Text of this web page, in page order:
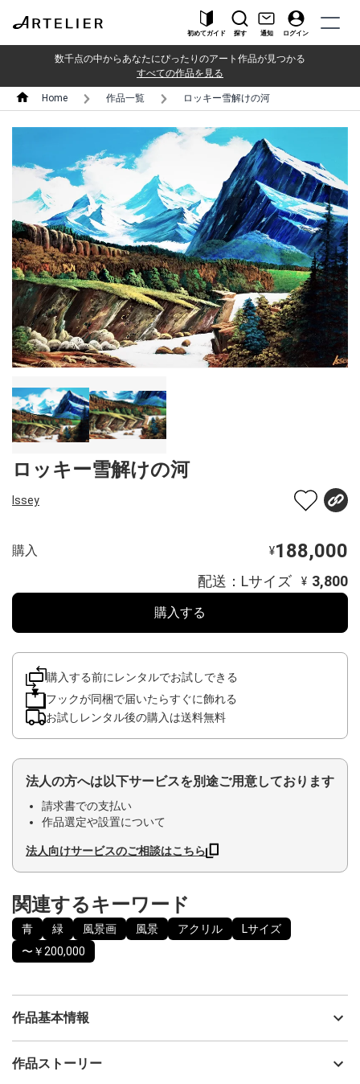
初めてガイド 探す 通知 ログイン
数千点の中からあなたにぴったりのアート作品が見つかる
すべての作品を見る
Home 作品一覧 ロッキー雪解けの河
ロッキー雪解けの河
Issey
購入 ¥188,000
配送：Lサイズ ¥ 3,800
購入する
購入する前にレンタルでお試しできる
フックが同梱で届いたらすぐに飾れる
お試しレンタル後の購入は送料無料
法人の方へは以下サービスを別途ご用意しております
請求書での支払い
作品選定や設置について
法人向けサービスのご相談はこちら
関連するキーワード
青 緑 風景画 風景 アクリル
Lサイズ
〜￥200,000
作品基本情報
出品者
作品ストーリー